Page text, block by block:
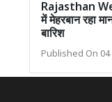
Rajasthan
में मेहरबान रहा
बारिश
Published On 04